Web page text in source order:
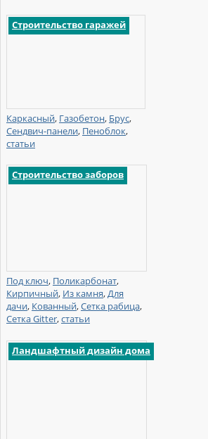
Строительство гаражей
Каркасный, Газобетон, Брус,
Сендвич-панели, Пеноблок,
статьи
Строительство заборов
Под ключ, Поликарбонат,
Кирпичный, Из камня,Для
дачи, Кованный,Сетка рабица,
Сетка Gitter,статьи
Ландшафтный дизайн дома